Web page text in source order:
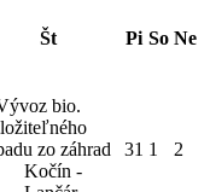
Št Pi So Ne
bio.
zo záhrad
Kočín -
31 1 2